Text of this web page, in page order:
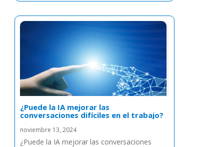
¿Puede la IA mejorar las
conversaciones difíciles en el trabajo?
noviembre 13, 2024
¿Puede la IA mejorar las conversaciones